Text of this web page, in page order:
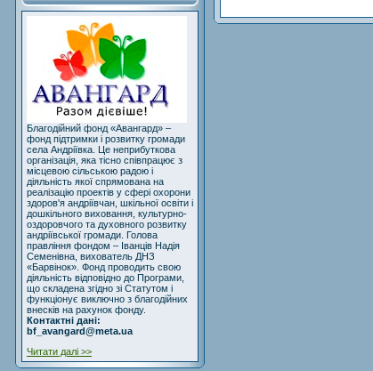
Благодійний фонд «Авангард» –
фонд підтримки і розвитку громади
села Андріївка. Це неприбуткова
організація, яка тісно співпрацює з
місцевою сільською радою і
діяльність якої спрямована на
реалізацію проектів у сфері охорони
здоров'я андріївчан, шкільної освіти і
дошкільного виховання, культурно-
оздоровчого та духовного розвитку
андріївської громади. Голова
правління фондом – Іванців Надія
Семенівна, вихователь ДНЗ
«Барвінок». Фонд проводить свою
діяльність відповідно до Програми,
що складена згідно зі Статутом і
функціонує виключно з благодійних
внесків на рахунок фонду.
Контактні дані:
bf_avangard@meta.ua
Читати далі >>